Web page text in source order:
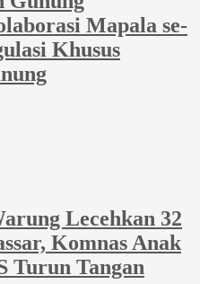
Mapala se-
Khusus
Lecehkan 32
Komnas Anak
Turun Tangan